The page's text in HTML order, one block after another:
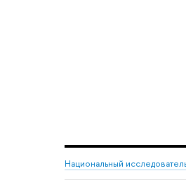
Национальный